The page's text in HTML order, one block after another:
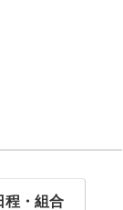
程・組合